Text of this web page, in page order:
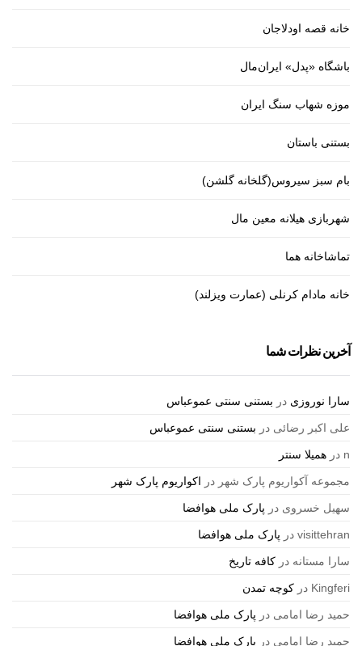
خانه قصه اودلاجان
باشگاه «پدل» ایران‌مال
موزه شهاب سنگ ایران
بستنی باستان
بام سبز سیروس(گلخانه گلشن)
شهربازی هیلانه معین مال
تماشاخانه هما
خانه مادام کرنلی (عمارت ویزلند)
آخرین نظرات شما
سارا نوروزی در بستنی سنتی عموعباس
علی اکبر رضائی در بستنی سنتی عموعباس
n در همیلا سنتر
مجموعه آکواریوم پارک شهر در اکواریوم پارک شهر
سهیل خسروی در پارک ملی هوافضا
visittehran در پارک ملی هوافضا
سارا مستانه در کافه تاریخ
Kingferi در کوچه تمدن
حمید رضا امامی در پارک ملی هوافضا
حمید رضا امامی در پارک ملی هوافضا